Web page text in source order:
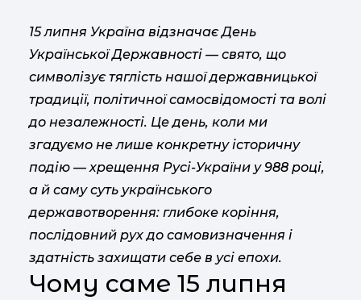
15 липня Україна відзначає День
Української Державності — свято, що
символізує тяглість нашої державницької
традиції, політичної самосвідомості та волі
до незалежності. Це день, коли ми
згадуємо не лише конкретну історичну
подію — хрещення Русі-України у 988 році,
а й саму суть українського
державотворення: глибоке коріння,
послідовний рух до самовизначення і
здатність захищати себе в усі епохи.
Чому саме 15 липня